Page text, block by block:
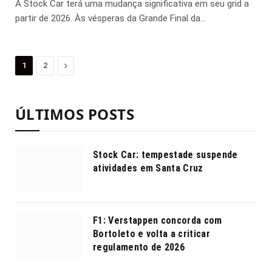
A Stock Car terá uma mudança significativa em seu grid a
partir de 2026. Às vésperas da Grande Final da…
1 2 Proximo
ÚLTIMOS POSTS
Stock Car: tempestade suspende
atividades em Santa Cruz
F1: Verstappen concorda com
Bortoleto e volta a criticar
regulamento de 2026